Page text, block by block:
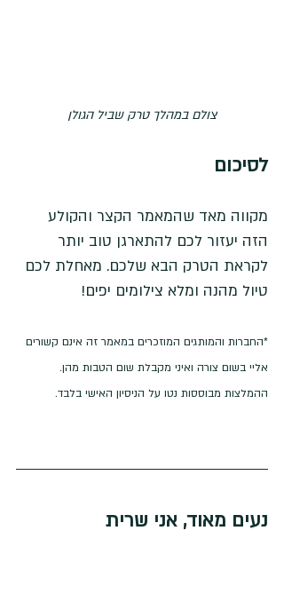
צולם במהלך טרק שביל הגולן
לסיכום
מקווה מאד שהמאמר הקצר והקולע
הזה יעזור לכם להתארגן טוב יותר
לקראת הטרק הבא שלכם. מאחלת לכם
טיול מהנה ומלא צילומים יפים!
*החברות והמותגים המוזכרים במאמר זה אינם קשורים
אליי בשום צורה ואיני מקבלת שום הטבות מהן.
ההמלצות מבוססות נטו על הניסיון האישי בלבד.
נעים מאוד, אני שרית